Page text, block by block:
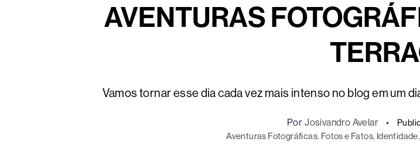
AVENTURAS
Vamos tornar esse dia cada vez mais intenso no blog em um
Por Josivandro Avelar
Aventuras Fotográficas, Fotos e Fatos, Identidade,